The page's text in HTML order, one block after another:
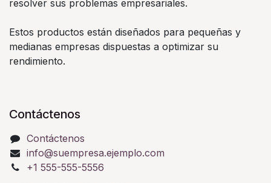
resolver sus problemas empresariales.
Estos productos están diseñados para pequeñas y
medianas empresas dispuestas a optimizar su
rendimiento.
Contáctenos
Contáctenos
info@suempresa.ejemplo.com
+1 555-555-5556